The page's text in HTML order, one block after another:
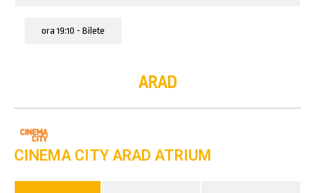
ora 19:10 - Bilete
ARAD
CINEMA CITY ARAD ATRIUM